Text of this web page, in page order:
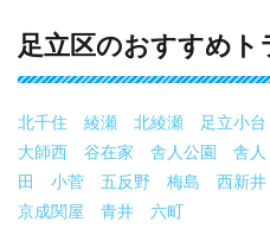
足立区のおすすめ
北千住 綾瀬 北綾瀬 足立小台
大師西
谷在家 舎人公園 舎人
田
小菅 五反野 梅島 西新井
京成関屋
青井 六町